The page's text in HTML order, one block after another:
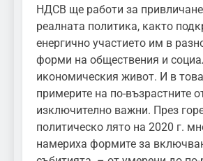
НДСВ ще работи за
реалната политика, както
енергично участието им в
форми на обществения и
икономическия живот. И в
примерите на по-възрастните
изключително важни. През
политическо лято на 2020 г.
намериха формите за